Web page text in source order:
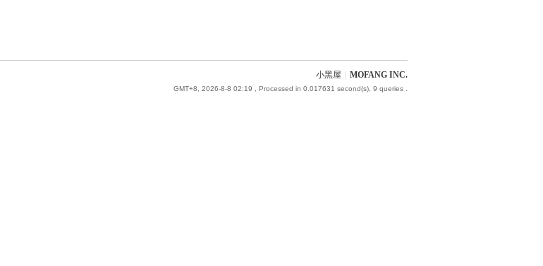
小黑屋 MOFANG INC.
GMT+8, 2026-8-8 02:19 , Processed in 0.017631 second(s), 9 queries .